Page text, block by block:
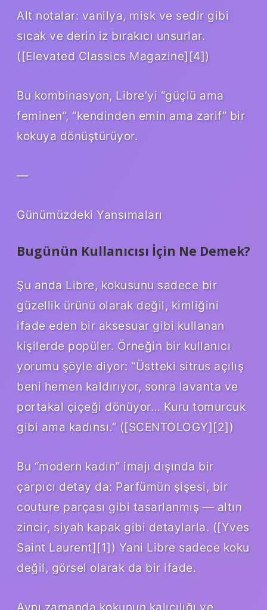
Alt notalar: vanilya, misk ve sedir gibi
sıcak ve derin iz bırakıcı unsurlar.
([Elevated Classics Magazine][4])
Bu kombinasyon, Libre’yi “güçlü ama
feminen”, “kendinden emin ama zarif” bir
kokuya dönüştürüyor.
—
Günümüzdeki Yansımaları
Bugünün Kullanıcısı İçin Ne Demek?
Şu anda Libre, kokusunu sadece bir
güzellik ürünü olarak değil, kimliğini
ifade eden bir aksesuar gibi kullanan
kişilerde popüler. Örneğin bir kullanıcı
yorumu şöyle diyor: “Üstteki sitrus açılış
beni hemen kaldırıyor, sonra lavanta ve
portakal çiçeği dönüyor… Kuru tomurcuk
gibi ama kadınsı.” ([SCENTOLOGY][2])
Bu “modern kadın” imajı dışında bir
çarpıcı detay da: Parfümün şişesi, bir
couture parçası gibi tasarlanmış — altın
zincir, siyah kapak gibi detaylarla. ([Yves
Saint Laurent][1]) Yani Libre sadece koku
değil, görsel olarak da bir ifade.